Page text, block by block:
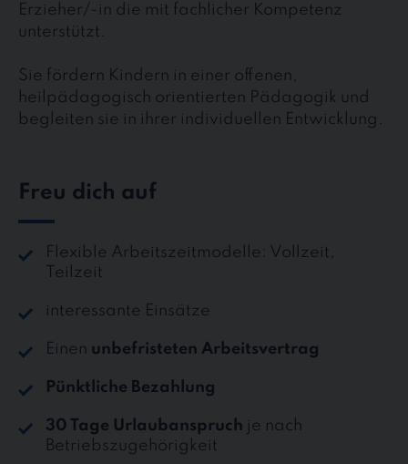
Erzieher/-in die mit fachlicher Kompetenz
unterstützt.
Sie fördern Kindern in einer offenen,
heilpädagogisch orientierten Pädagogik und
begleiten sie in ihrer individuellen Entwicklung.
Freu dich auf
Flexible Arbeitszeitmodelle: Vollzeit,
Teilzeit
interessante Einsätze
Einen unbefristeten Arbeitsvertrag
Pünktliche Bezahlung
30 Tage Urlaubanspruch je nach
Betriebszugehörigkeit